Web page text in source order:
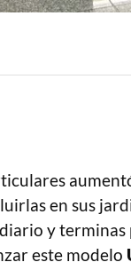
en sus
y
este modelo